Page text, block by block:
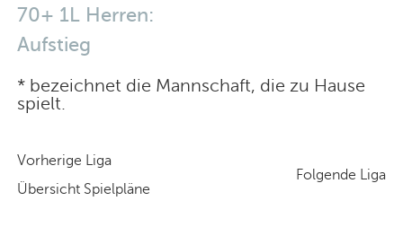
70+ 1L Herren:
Aufstieg
* bezeichnet die Mannschaft, die zu Hause
spielt.
Vorherige Liga
Übersicht Spielpläne
Folgende Liga